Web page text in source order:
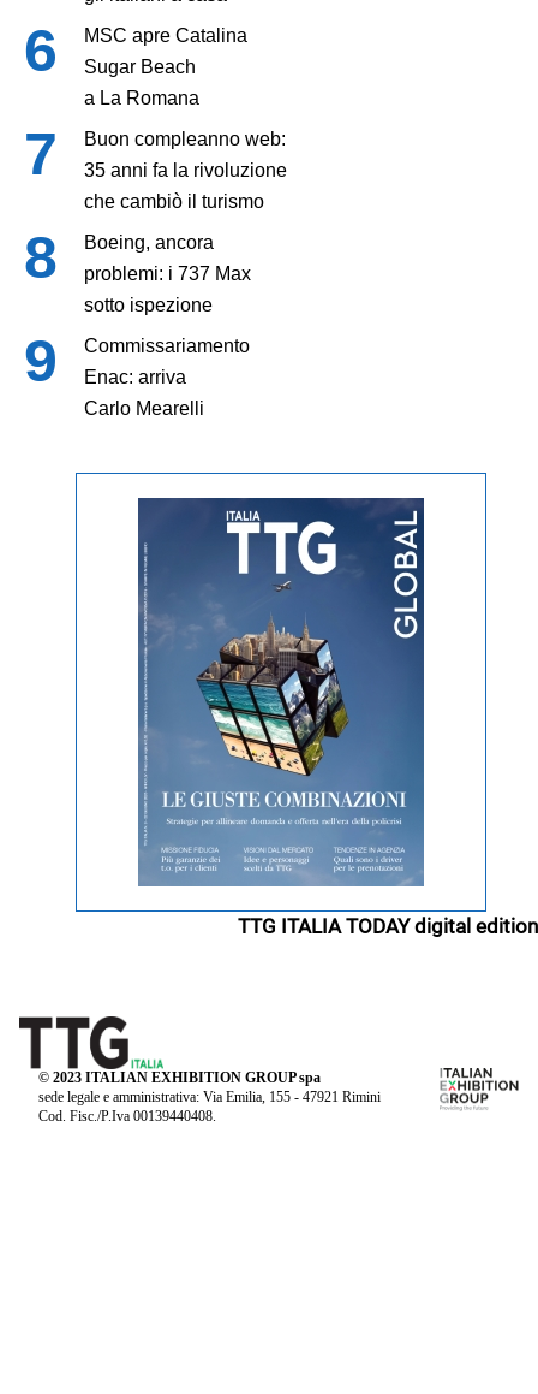
MSC apre Catalina
Sugar Beach
a La Romana
Buon compleanno web:
35 anni fa la rivoluzione
che cambiò il turismo
Boeing, ancora
problemi: i 737 Max
sotto ispezione
Commissariamento
Enac: arriva
Carlo Mearelli
TTG ITALIA TODAY digital edition
© 2023 ITALIAN EXHIBITION GROUP spa
sede legale e amministrativa: Via Emilia, 155 - 47921 Rimini
Cod. Fisc./P.Iva 00139440408.